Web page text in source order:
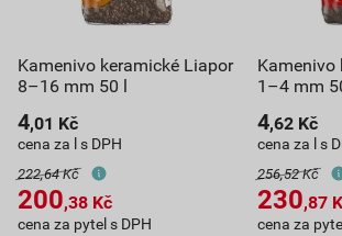
Kamenivo keramické Liapor
8–16 mm 50 l
4,01 Kč
cena za l s DPH
222,64 Kč
200,38 Kč
cena za pytel s DPH
Kamenivo
1–4 mm
4,62 Kč
cena za l s
256,52 Kč
230,87
cena za